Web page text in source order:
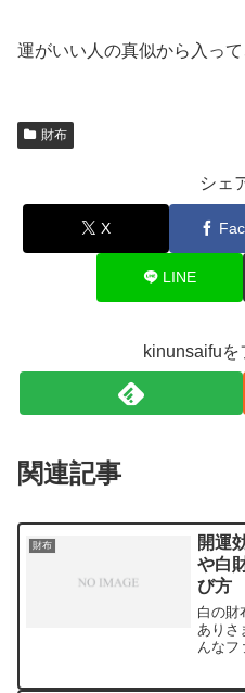
運がいい人の真似から入っ
財布
シェ
X
LINE
kinunsaifuを
関連記事
財布
開運
や白
び方
白の財
ありさ
んなフ